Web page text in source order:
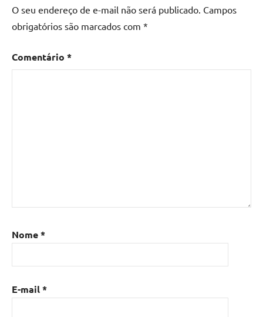
O seu endereço de e-mail não será publicado. Campos
obrigatórios são marcados com *
Comentário *
Nome*
E-mail*